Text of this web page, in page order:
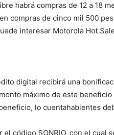
habrá compras de 12 a 18
compras de cinco mil 500
interesar Motorola Hot
digital recibirá una
máximo de este
lo cuentahabientes
el código SONRIO, con el cual